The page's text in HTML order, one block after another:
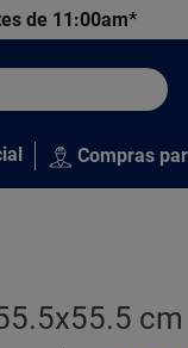
de 11:00am*
Compras
cm